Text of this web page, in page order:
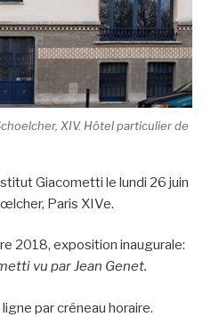
XIV. Hôtel particulier de
Giacometti le lundi 26 juin
Paris XIVe.
2018, exposition inaugurale:
vu par Jean Genet.
par créneau horaire.